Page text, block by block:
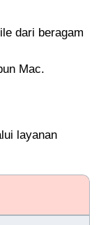
dari beragam
Mac.
layanan